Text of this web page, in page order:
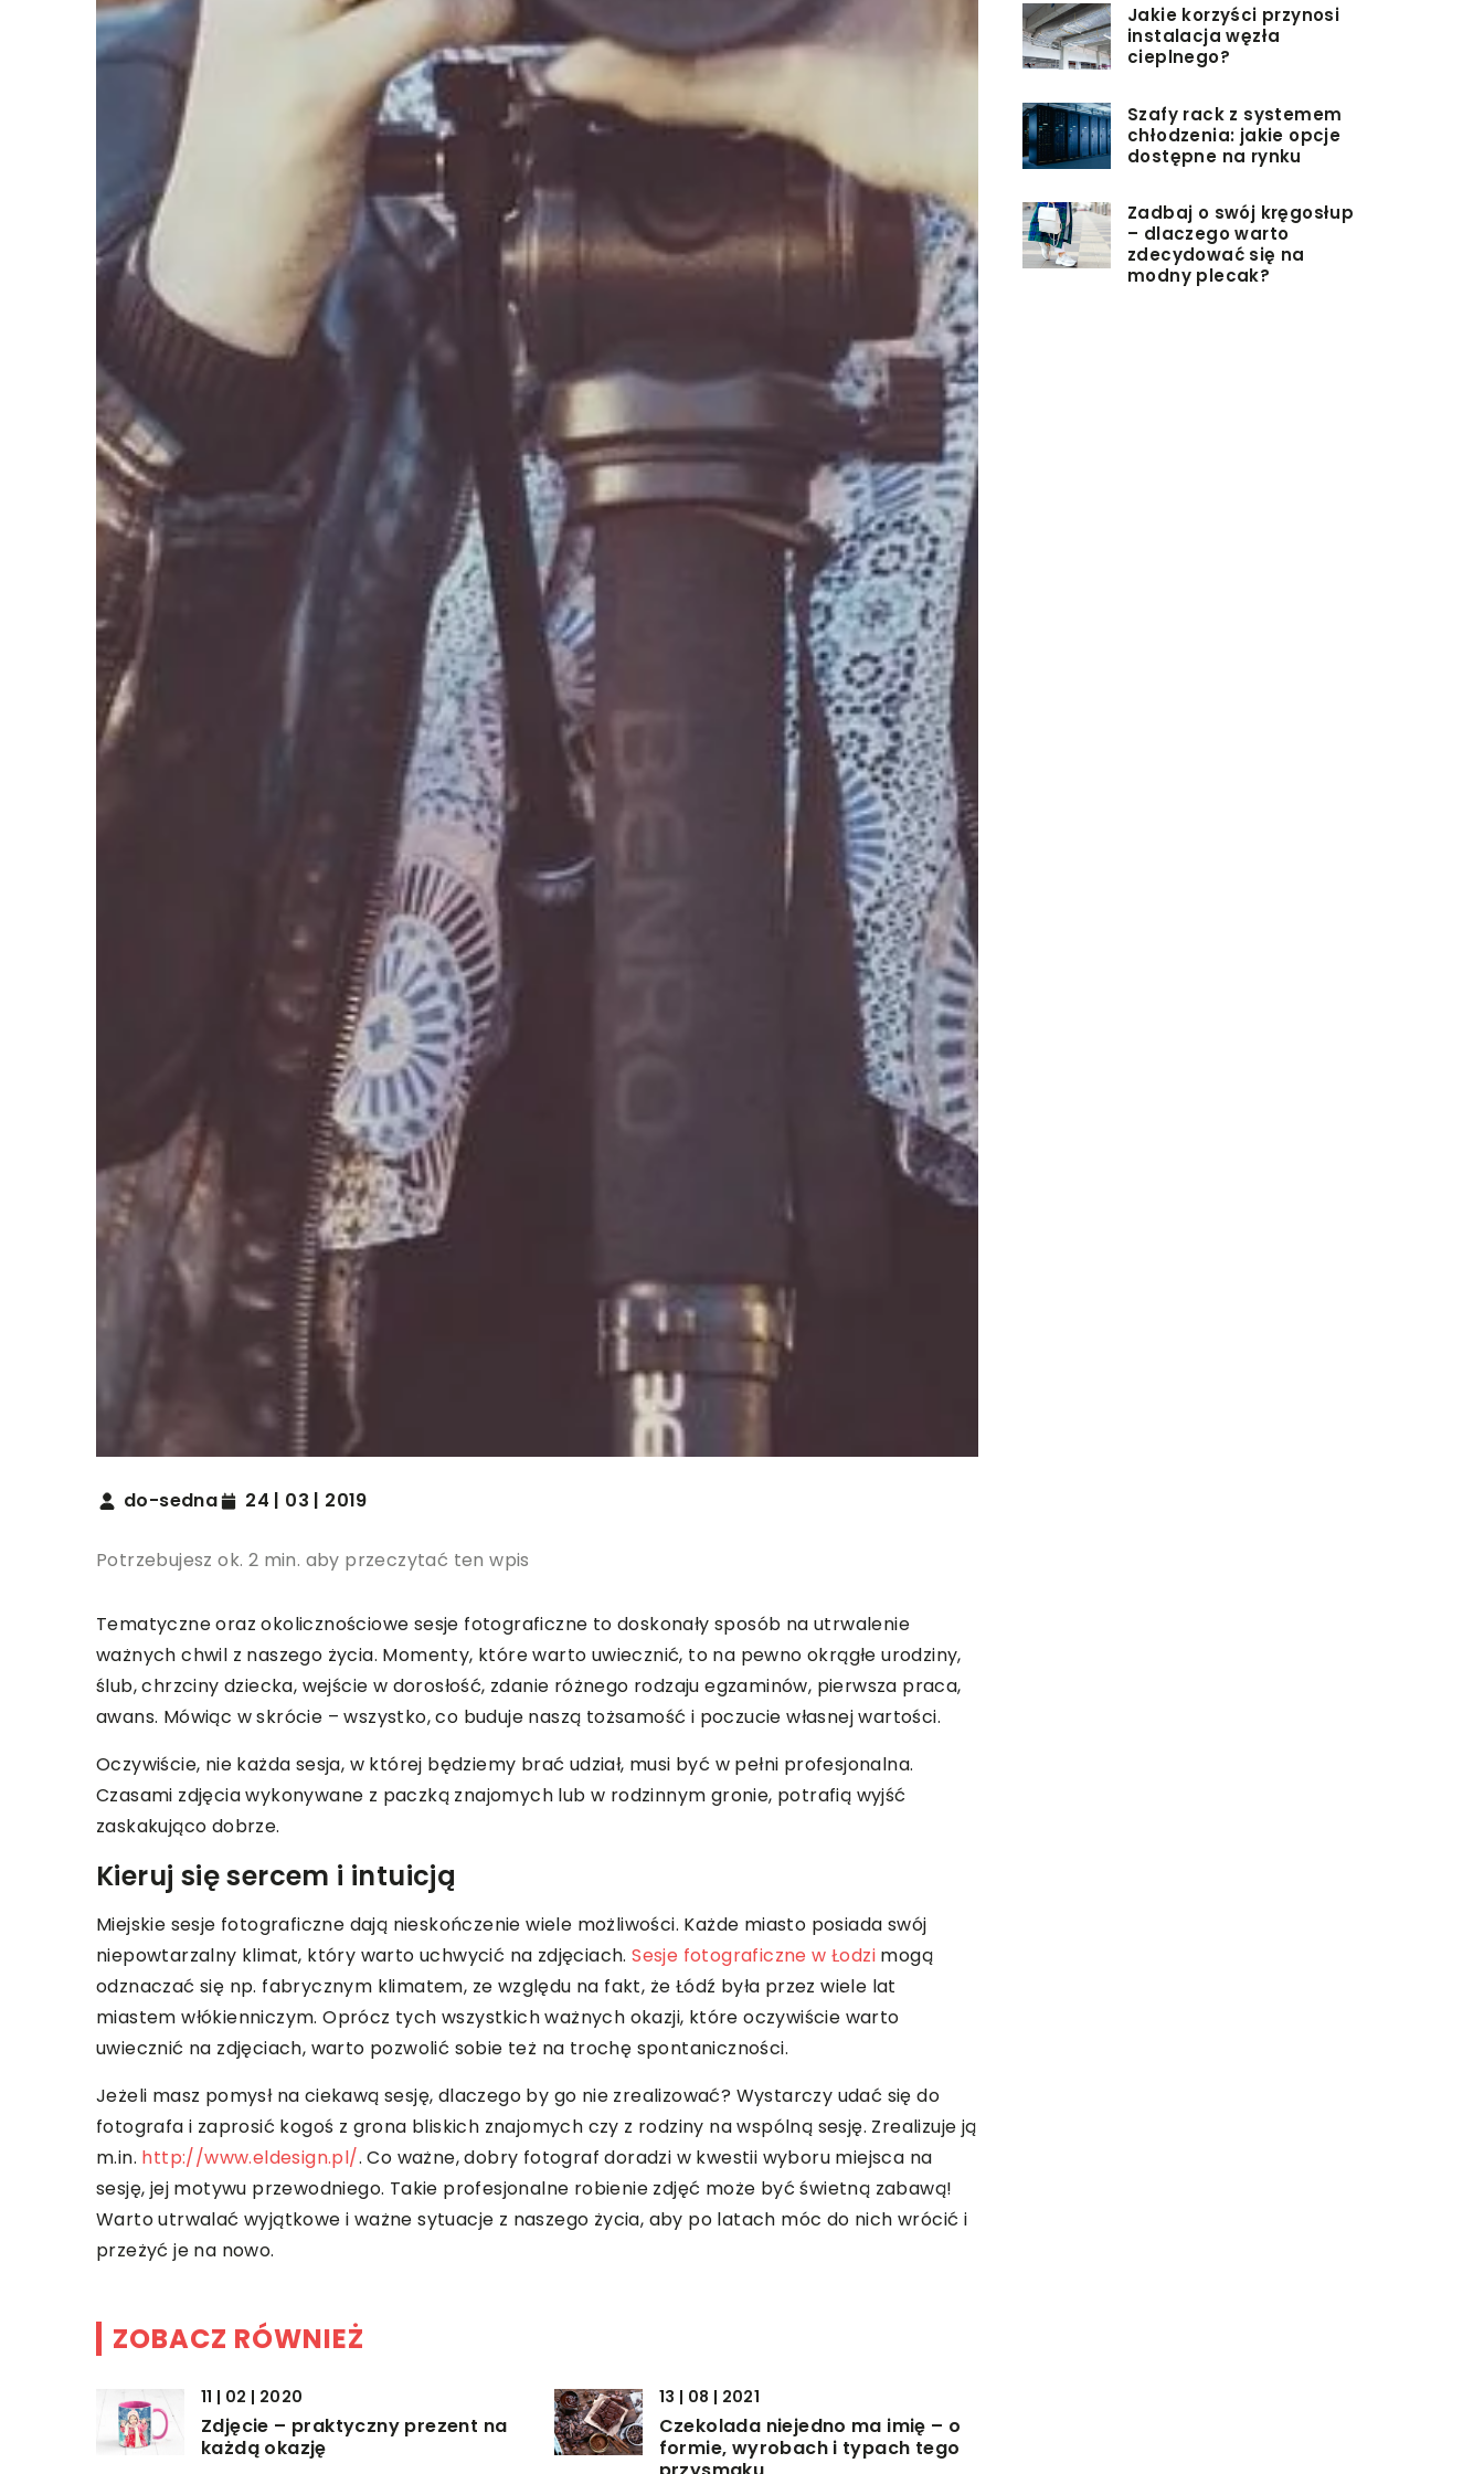
do-sedna 24 | 03 | 2019
Potrzebujesz ok. 2 min. aby przeczytać ten wpis
Tematyczne oraz okolicznościowe sesje fotograficzne to doskonały sposób na utrwalenie
ważnych chwil z naszego życia. Momenty, które warto uwiecznić, to na pewno okrągłe urodziny,
ślub, chrzciny dziecka, wejście w dorosłość, zdanie różnego rodzaju egzaminów, pierwsza praca,
awans. Mówiąc w skrócie – wszystko, co buduje naszą tożsamość i poczucie własnej wartości.
Oczywiście, nie każda sesja, w której będziemy brać udział, musi być w pełni profesjonalna.
Czasami zdjęcia wykonywane z paczką znajomych lub w rodzinnym gronie, potrafią wyjść
zaskakująco dobrze.
Kieruj się sercem i intuicją
Miejskie sesje fotograficzne dają nieskończenie wiele możliwości. Każde miasto posiada swój
niepowtarzalny klimat, który warto uchwycić na zdjęciach.Sesje fotograficzne w Łodzi mogą
odznaczać się np. fabrycznym klimatem, ze względu na fakt, że Łódź była przez wiele lat
miastem włókienniczym. Oprócz tych wszystkich ważnych okazji, które oczywiście warto
uwiecznić na zdjęciach, warto pozwolić sobie też na trochę spontaniczności.
Jeżeli masz pomysł na ciekawą sesję, dlaczego by go nie zrealizować? Wystarczy udać się do
fotografa i zaprosić kogoś z grona bliskich znajomych czy z rodziny na wspólną sesję. Zrealizuje ją
m.in. http://www.eldesign.pl/. Co ważne, dobry fotograf doradzi w kwestii wyboru miejsca na
sesję, jej motywu przewodniego. Takie profesjonalne robienie zdjęć może być świetną zabawą!
Warto utrwalać wyjątkowe i ważne sytuacje z naszego życia, aby po latach móc do nich wrócić i
przeżyć je na nowo.
ZOBACZ RÓWNIEŻ
11 | 02 | 2020
Zdjęcie – praktyczny prezent na
każdą okazję
13 | 08 | 2021
Czekolada niejedno ma imię – o
formie, wyrobach i typach tego
Jakie korzyści przynosi
instalacja węzła
cieplnego?
Szafy rack z systemem
chłodzenia: jakie opcje
dostępne na rynku
Zadbaj o swój kręgosłup
– dlaczego warto
zdecydować się na
modny plecak?